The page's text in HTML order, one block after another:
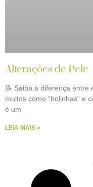
Alterações de Pele
📝 Saiba a diferença entre
muitos como “bolinhas” e
é um
LEIA MAIS »